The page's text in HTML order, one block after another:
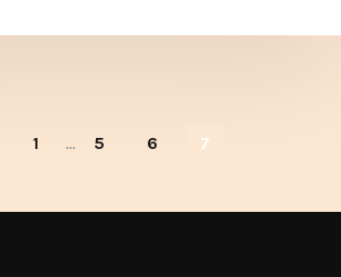
1 ... 5 6 7